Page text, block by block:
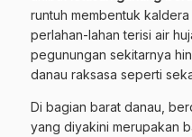
runtuh membentuk
perlahan-lahan terisi air
pegunungan sekitarnya
danau raksasa seperti
Di bagian barat danau,
yang diyakini merupakan